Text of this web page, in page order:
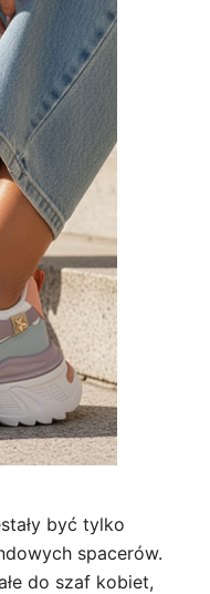
być tylko
spacerów.
do szaf kobiet,